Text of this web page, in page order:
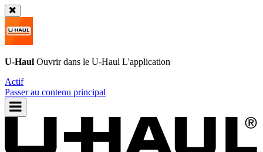
U-Haul Ouvrir dans le U-Haul L'application
Actif
Passer au contenu principal